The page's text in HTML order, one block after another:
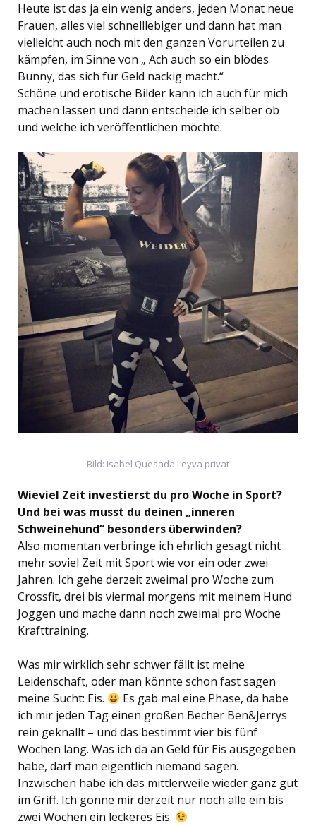
Heute ist das ja ein wenig anders, jeden Monat neue
Frauen, alles viel schnelllebiger und dann hat man
vielleicht auch noch mit den ganzen Vorurteilen zu
kämpfen, im Sinne von „ Ach auch so ein blödes
Bunny, das sich für Geld nackig macht.“
Schöne und erotische Bilder kann ich auch für mich
machen lassen und dann entscheide ich selber ob
und welche ich veröffentlichen möchte.
Bild: Isabel Quesada Leyva privat
Wieviel Zeit investierst du pro Woche in Sport?
Und bei was musst du deinen „inneren
Schweinehund“ besonders überwinden?
Also momentan verbringe ich ehrlich gesagt nicht
mehr soviel Zeit mit Sport wie vor ein oder zwei
Jahren. Ich gehe derzeit zweimal pro Woche zum
Crossfit, drei bis viermal morgens mit meinem Hund
Joggen und mache dann noch zweimal pro Woche
Krafttraining.
Was mir wirklich sehr schwer fällt ist meine
Leidenschaft, oder man könnte schon fast sagen
meine Sucht: Eis.
Es gab mal eine Phase, da habe
ich mir jeden Tag einen großen Becher Ben&Jerrys
rein geknallt – und das bestimmt vier bis fünf
Wochen lang. Was ich da an Geld für Eis ausgegeben
habe, darf man eigentlich niemand sagen.
Inzwischen habe ich das mittlerweile wieder ganz gut
im Griff. Ich gönne mir derzeit nur noch alle ein bis
zwei Wochen ein leckeres Eis.